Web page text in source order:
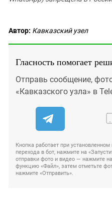
Автор: Кавказский узел
Гласность помогает
Отправь сообщение,
«Кавказского узла» в
Кнопка работает при
перехода в бот, нажмите на
отправки фото и видео — нажмите
функцию «Файл», затем отметьте
нажмите «Отправить».